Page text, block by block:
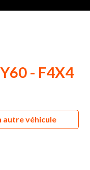
- F4X4
autre véhicule